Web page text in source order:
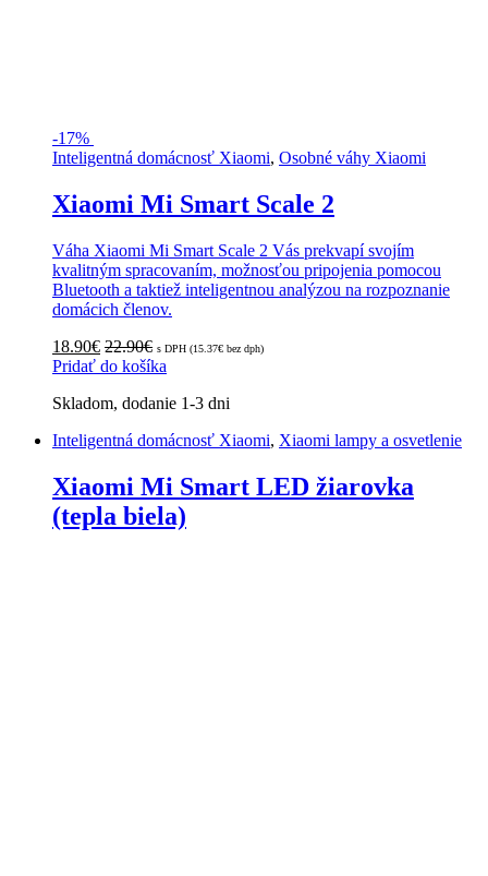
-17%
Inteligentná domácnosť Xiaomi, Osobné váhy Xiaomi
Xiaomi Mi Smart Scale 2
Váha Xiaomi Mi Smart Scale 2 Vás prekvapí svojím
kvalitným spracovaním, možnosťou pripojenia pomocou
Bluetooth a taktiež inteligentnou analýzou na rozpoznanie
domácich členov.
18.90€ 22.90€ s DPH (15.37€ bez dph)
Pridať do košíka
Skladom, dodanie 1-3 dni
Inteligentná domácnosť Xiaomi, Xiaomi lampy a osvetlenie
Xiaomi Mi Smart LED žiarovka
(tepla biela)